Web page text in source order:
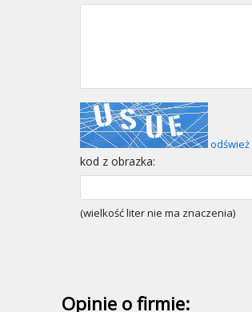
kod z obrazka:
(wielkość liter nie ma znaczenia)
Opinie o firmie: